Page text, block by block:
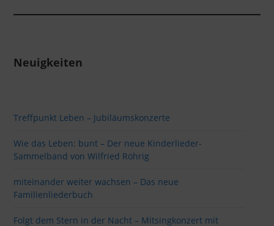
Neuigkeiten
Treffpunkt Leben – Jubiläumskonzerte
Wie das Leben: bunt – Der neue Kinderlieder-
Sammelband von Wilfried Röhrig
miteinander weiter wachsen – Das neue
Familienliederbuch
Folgt dem Stern in der Nacht – Mitsingkonzert mit